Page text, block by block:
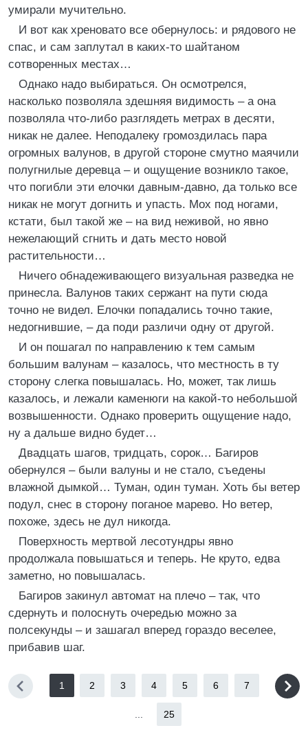
умирали мучительно.
И вот как хреновато все обернулось: и рядового не
спас, и сам заплутал в каких-то шайтаном
сотворенных местах…
Однако надо выбираться. Он осмотрелся,
насколько позволяла здешняя видимость – а она
позволяла что-либо разглядеть метрах в десяти,
никак не далее. Неподалеку громоздилась пара
огромных валунов, в другой стороне смутно маячили
полугнилые деревца – и ощущение возникло такое,
что погибли эти елочки давным-давно, да только все
никак не могут догнить и упасть. Мох под ногами,
кстати, был такой же – на вид неживой, но явно
нежелающий сгнить и дать место новой
растительности…
Ничего обнадеживающего визуальная разведка не
принесла. Валунов таких сержант на пути сюда
точно не видел. Елочки попадались точно такие,
недогнившие, – да поди различи одну от другой.
И он пошагал по направлению к тем самым
большим валунам – казалось, что местность в ту
сторону слегка повышалась. Но, может, так лишь
казалось, и лежали каменюги на какой-то небольшой
возвышенности. Однако проверить ощущение надо,
ну а дальше видно будет…
Двадцать шагов, тридцать, сорок… Багиров
обернулся – были валуны и не стало, съедены
влажной дымкой… Туман, один туман. Хоть бы ветер
подул, снес в сторону поганое марево. Но ветер,
похоже, здесь не дул никогда.
Поверхность мертвой лесотундры явно
продолжала повышаться и теперь. Не круто, едва
заметно, но повышалась.
Багиров закинул автомат на плечо – так, что
сдернуть и полоснуть очередью можно за
полсекунды – и зашагал вперед гораздо веселее,
прибавив шаг.
1 2 3 4 5 6 7
25